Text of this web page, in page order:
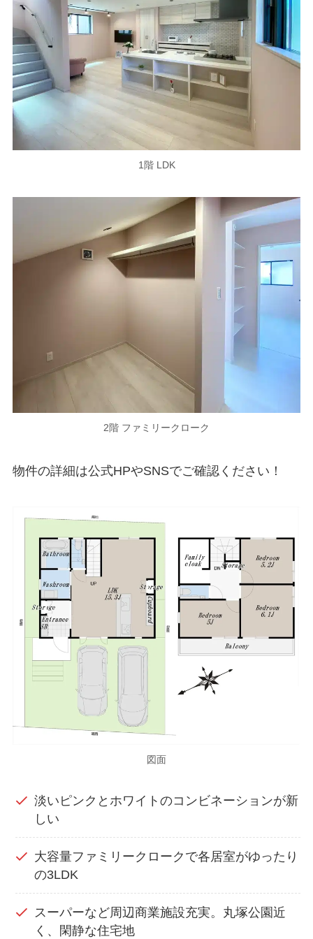
1階 LDK
2階 ファミリークローク
物件の詳細は公式HPやSNSでご確認ください！
図面
淡いピンクとホワイトのコンビネーションが新
しい
大容量ファミリークロークで各居室がゆったり
の3LDK
スーパーなど周辺商業施設充実。丸塚公園近
く、閑静な住宅地